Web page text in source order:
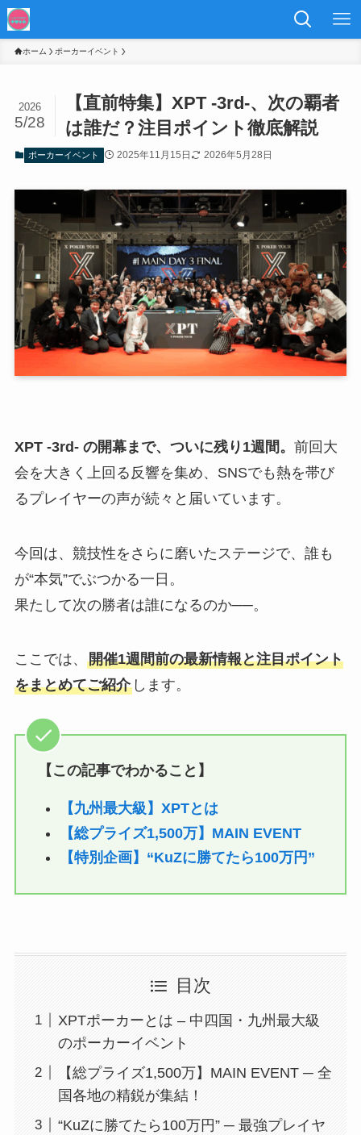
ホーム ポーカーイベント
【直前特集】XPT -3rd-、次の覇者
は誰だ？注目ポイント徹底解説
2026
5/28
ポーカーイベント 2025年11月15日 2026年5月28日
XPT -3rd- の開幕まで、ついに残り1週間。 前回大
会を大きく上回る反響を集め、SNSでも熱を帯び
るプレイヤーの声が続々と届いています。
今回は、競技性をさらに磨いたステージで、誰も
が“本気”でぶつかる一日。
果たして次の勝者は誰になるのか──。
ここでは、 開催1週間前の最新情報と注目ポイント
をまとめてご紹介します。
【この記事でわかること】
【九州最大級】XPTとは
【総プライズ1,500万】MAIN EVENT
【特別企画】“KuZに勝てたら100万円”
目次
XPTポーカーとは – 中四国・九州最大級
のポーカーイベント
【総プライズ1,500万】MAIN EVENT ─ 全
国各地の精鋭が集結！
“KuZに勝てたら100万円” ─ 最強プレイヤ